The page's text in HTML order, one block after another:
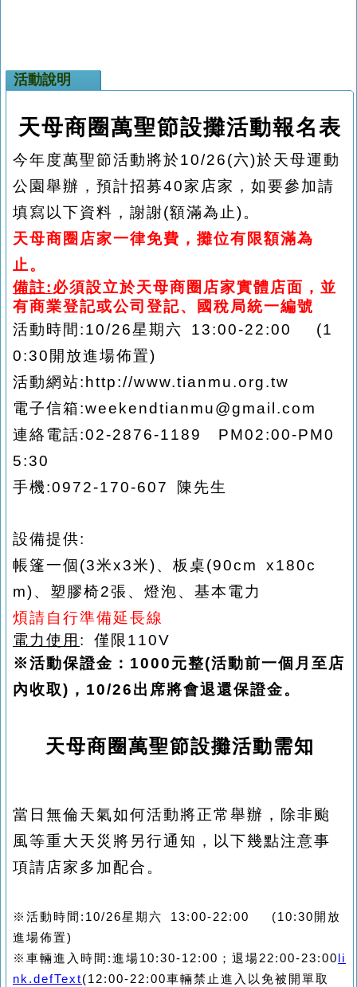
活動說明
天母商圈萬聖節設攤活動報名表
今年度萬聖節活動將於10/26(六)於天母運動
公園舉辦，預計招募40家店家，如要參加請
填寫以下資料，謝謝(額滿為止)。
天母商圈店家一律免費，攤位有限額滿為
止。
備註:必須設立於天母商圈店家實體店面，並
有商業登記或公司登記、國稅局統一編號
活動時間:10/26星期六 13:00-22:00 (1
0:30開放進場佈置)
活動網站:http://www.tianmu.org.tw
電子信箱:weekendtianmu@gmail.com
連絡電話:02-2876-1189 PM02:00-PM0
5:30
手機:0972-170-607 陳先生
設備提供:
帳篷一個(3米x3米)、板桌(90cm x180c
m)、塑膠椅2張、燈泡、基本電力
煩請自行準備延長線
電力使用 : 僅限110V
※活動保證金：1000元整(活動前一個月至店
內收取)，10/26出席將會退還保證金。
天母商圈萬聖節設攤活動需知
當日無倫天氣如何活動將正常舉辦，除非颱
風等重大天災將另行通知，以下幾點注意事
項請店家多加配合。
※活動時間:10/26星期六 13:00-22:00 (10:30開放
進場佈置)
※車輛進入時間:進場10:30-12:00；退場22:00-23:00 li
nk.defText(12:00-22:00車輛禁止進入以免被開單取